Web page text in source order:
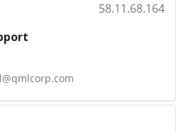
58.11.68.164